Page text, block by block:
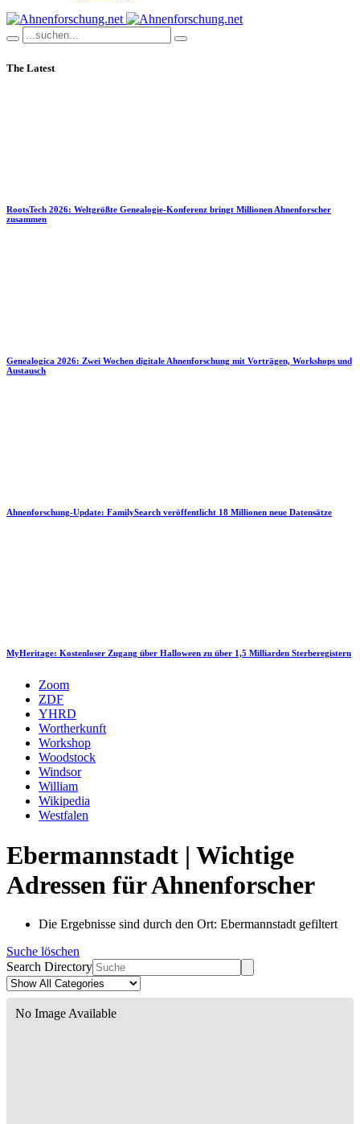
The Latest
RootsTech 2026: Weltgrößte Genealogie-Konferenz bringt Millionen Ahnenforscher
zusammen
Genealogica 2026: Zwei Wochen digitale Ahnenforschung mit Vorträgen, Workshops und
Austausch
Ahnenforschung-Update: FamilySearch veröffentlicht 18 Millionen neue Datensätze
MyHeritage: Kostenloser Zugang über Halloween zu über 1,5 Milliarden Sterberegistern
Zoom
ZDF
YHRD
Wortherkunft
Workshop
Woodstock
Windsor
William
Wikipedia
Westfalen
Ebermannstadt | Wichtige
Adressen für Ahnenforscher
Die Ergebnisse sind durch den Ort: Ebermannstadt gefiltert
Suche löschen
Search Directory
No Image Available